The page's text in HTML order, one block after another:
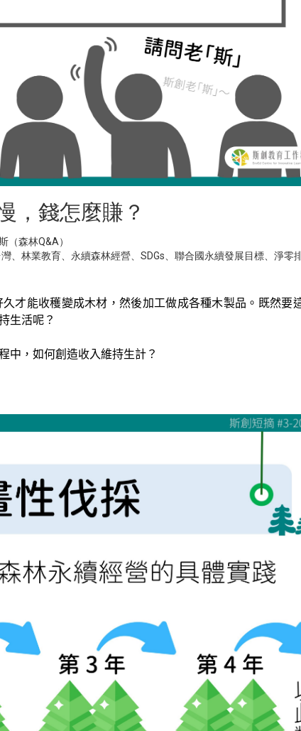
，錢怎麼賺？
（森林Q&A）
林業教育 永續森林經營 SDGs 聯合國永續發展目標
淨零
才能收穫變成木材，然後加工做成各種木製品。既然要
生活呢？
中，如何創造收入維持生計？